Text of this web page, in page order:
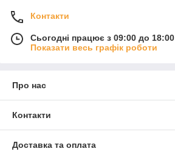
Контакти
Сьогодні працює з 09:00 до 18:00
Показати весь графік роботи
Про нас
Контакти
Доставка та оплата